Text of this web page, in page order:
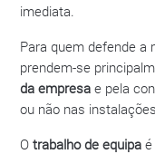
imediata.
Para quem defende a
prendem-se
da empresa e pela
ou não nas
Otrabalho de equipa